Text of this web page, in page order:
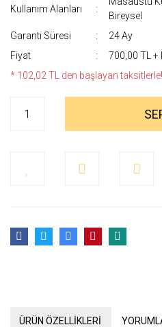
Kullanım Alanları
Bireysel
Garanti Süresi
24 Ay
Fiyat
700,00 TL +
* 102,02 TL den başlayan
ÜRÜN ÖZELLİKLERİ